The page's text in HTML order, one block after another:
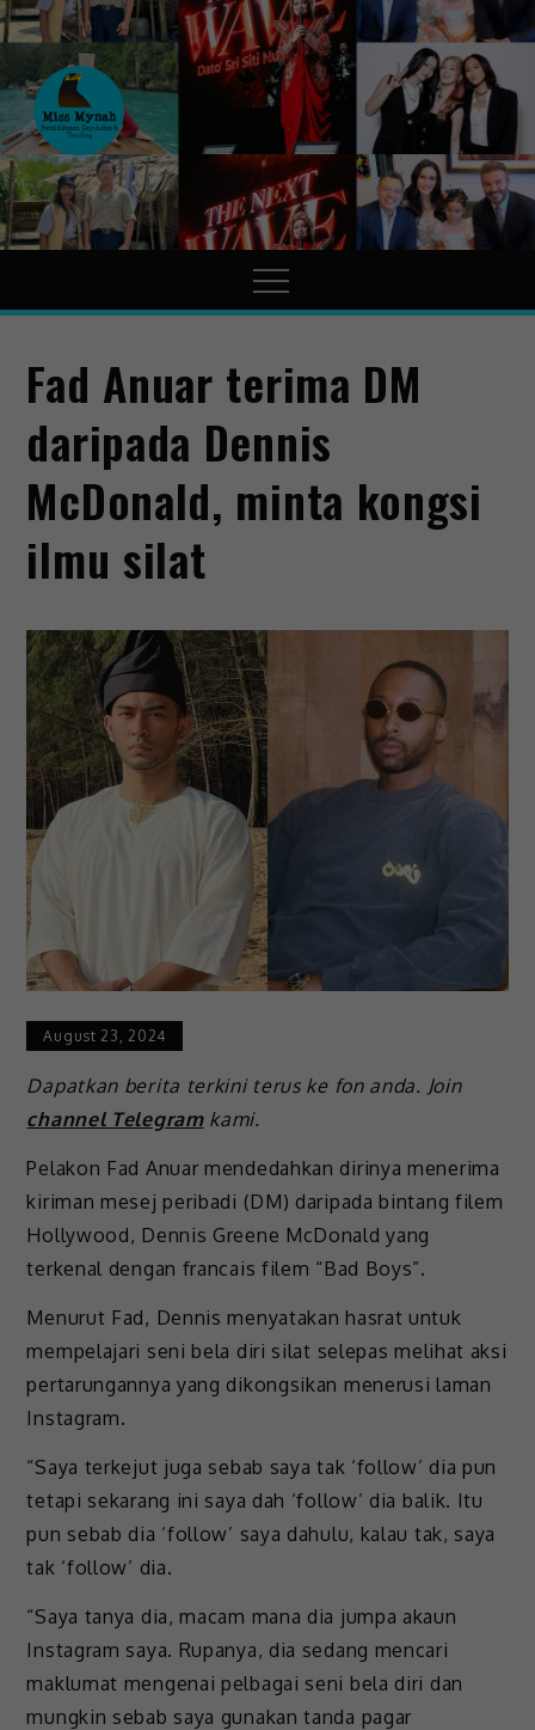
MissMynah
Portal Hiburan, Gaya Hidup
& Trending
Fad Anuar terima DM
daripada Dennis
McDonald, minta kongsi
ilmu silat
August 23, 2024
Dapatkan berita terkini terus ke fon anda. Join
channel Telegramkami.
Pelakon Fad Anuar mendedahkan dirinya menerima
kiriman mesej peribadi (DM) daripada bintang filem
Hollywood, Dennis Greene McDonald yang
terkenal dengan francais filem “Bad Boys”.
Menurut Fad, Dennis menyatakan hasrat untuk
mempelajari seni bela diri silat selepas melihat aksi
pertarungannya yang dikongsikan menerusi laman
Instagram.
“Saya terkejut juga sebab saya tak ‘follow’ dia pun
tetapi sekarang ini saya dah ‘follow’ dia balik. Itu
pun sebab dia ‘follow’ saya dahulu, kalau tak, saya
tak ‘follow’ dia.
“Saya tanya dia, macam mana dia jumpa akaun
Instagram saya. Rupanya, dia sedang mencari
maklumat mengenai pelbagai seni bela diri dan
mungkin sebab saya gunakan tanda pagar